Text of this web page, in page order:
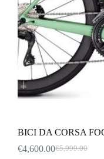
BICI DA CORSA
€5,999.00
Il
€4,600.00Il